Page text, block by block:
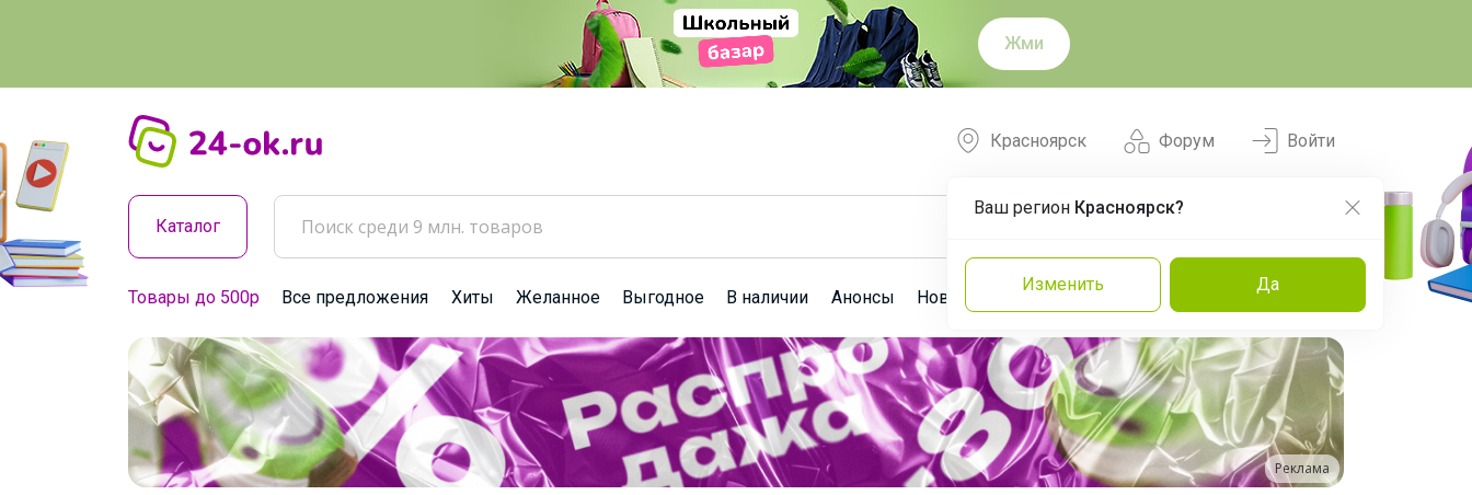
Жми
Форум
Красноярск
Ваш регион Красноярск?
Изменить Да
Войти
Каталог
Товары до 500р Все предложения Хиты Желанное Выгодное В наличии Анонсы Новости Команда Эксперты
Реклама